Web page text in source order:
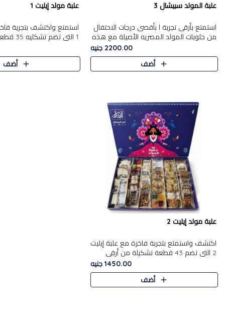
علبة المولد سبيشال 3
استمتع بأرقى تجربة ا بأقصى درجات الاحتفال
من حلويات المولد المصريه الأصيلة مع هذه
الفخامة مع علبة سبيشال 3 التي تضم 56
قطعة من تشكيلة استثن..
2200.00 جنيه
أضف
علبة مولد إيليت 1
استمتع واكتشف بتجربة
1 التي
حلويات المولد المصري
بشكل جميل في علبة
أضف
علبة مولد إيليت 2
اكتشف واستمتع بتجربة فاخرة مع علبة إيليت
2 التي تضم 43 قطعة تشكيلة من أرقى
حلويات المولد الشرقية المصرية الأصيلة
,معروضة بشكل جميل في علبة أ..
1450.00 جنيه
أضف